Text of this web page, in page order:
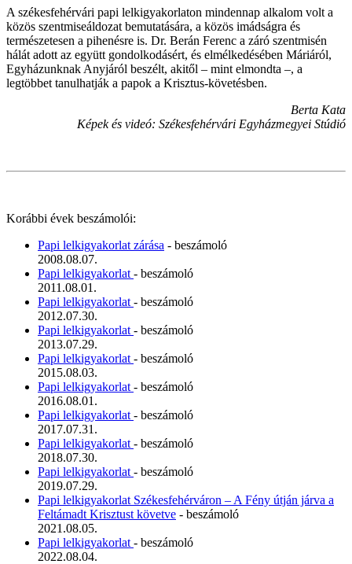
A székesfehérvári papi lelkigyakorlaton mindennap alkalom volt a
közös szentmiseáldozat bemutatására, a közös imádságra és
természetesen a pihenésre is. Dr. Berán Ferenc a záró szentmisén
hálát adott az együtt gondolkodásért, és elmélkedésében Máriáról,
Egyházunknak Anyjáról beszélt, akitől – mint elmondta –, a
legtöbbet tanulhatják a papok a Krisztus-követésben.
Berta Kata
Képek és videó: Székesfehérvári Egyházmegyei Stúdió
Korábbi évek beszámolói:
Papi lelkigyakorlat zárása - beszámoló
2008.08.07.
Papi lelkigyakorlat - beszámoló
2011.08.01.
Papi lelkigyakorlat - beszámoló
2012.07.30.
Papi lelkigyakorlat - beszámoló
2013.07.29.
Papi lelkigyakorlat - beszámoló
2015.08.03.
Papi lelkigyakorlat - beszámoló
2016.08.01.
Papi lelkigyakorlat - beszámoló
2017.07.31.
Papi lelkigyakorlat - beszámoló
2018.07.30.
Papi lelkigyakorlat - beszámoló
2019.07.29.
Papi lelkigyakorlat Székesfehérváron – A Fény útján járva a
Feltámadt Krisztust követve - beszámoló
2021.08.05.
Papi lelkigyakorlat - beszámoló
2022.08.04.